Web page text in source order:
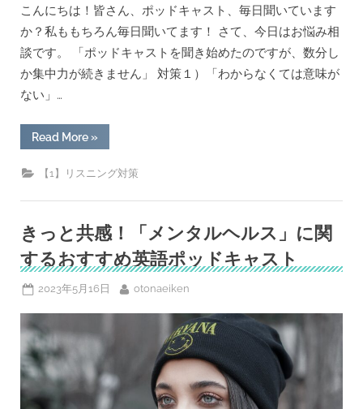
学
習”
こんにちは！皆さん、ポッドキャスト、毎日聞いています
か？私ももちろん毎日聞いてます！ さて、今日はお悩み相
談です。 「ポッドキャストを聞き始めたのですが、数分し
か集中力が続きません」 対策１）「わからなくては意味が
ない」…
Read More“「ポ
ッ
キ
ャ
ト
聞
い
い
て
も
集
力
続
ま
ん」
そ
»
【1】リスニング対策
きっと共感！「メンタルヘルス」に関
するおすすめ英語ポッドキャスト
Posted
2023年5月16日 By
otonaeiken